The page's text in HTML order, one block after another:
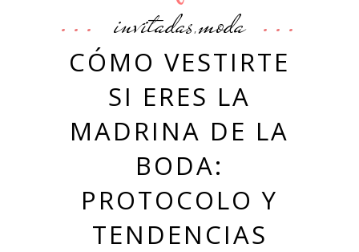
invitadas,moda
CÓMO VESTIRTE
SI ERES LA
MADRINA DE LA
BODA:
PROTOCOLO Y
TENDENCIAS